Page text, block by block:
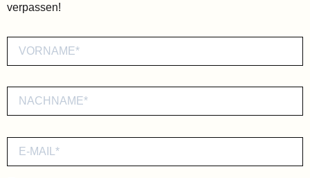
verpassen!